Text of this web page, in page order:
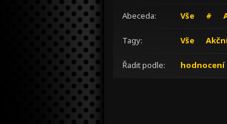
Abeceda: Vše #
Tagy: Vše
Řadit podle: hodnocení